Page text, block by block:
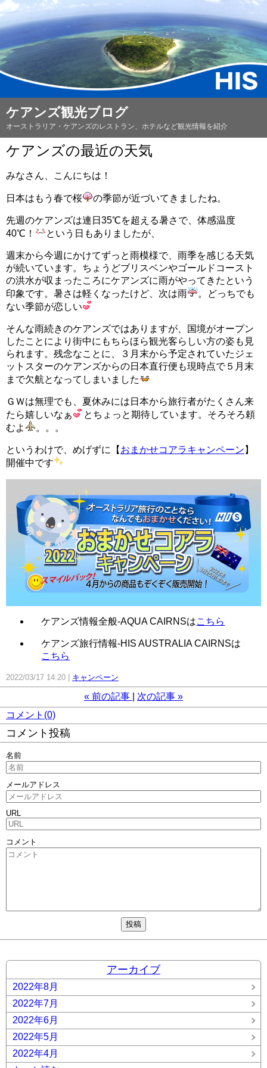
ケアンズ観光ブログ
オーストラリア・ケアンズのレストラン、ホテルなど観光情報を紹介
ケアンズの最近の天気
みなさん、こんにちは！
日本はもう春で桜 の季節が近づいてきましたね。
先週のケアンズは連日35℃を超える暑さで、体感温度
40℃！
という日もありましたが、
週末から今週にかけてずっと雨模様で、雨季を感じる天気
が続いています。ちょうどブリスベンやゴールドコースト
の洪水が収まったころにケアンズに雨がやってきたという
印象です。暑さは軽くなったけど、次は雨
。どっちでも
ない季節が恋しい
そんな雨続きのケアンズではありますが、国境がオープン
したことにより街中にもちらほら観光客らしい方の姿も見
られます。残念なことに、３月末から予定されていたジェ
ットスターのケアンズからの日本直行便も現時点で５月末
まで欠航となってしまいました
ＧＷは無理でも、夏休みには日本から旅行者がたくさん来
たら嬉しいなぁ
とちょっと期待しています。そろそろ頼
むよ
。。。
というわけで、めげずに【 おまかせコアラキャンペーン 】
開催中です
ケアンズ情報全般-AQUA CAIRNSはこちら
ケアンズ旅行情報-HIS AUSTRALIA CAIRNSは
こちら
2022/03/17 14:20 キャンペーン
« 前の記事 次の記事 »
コメント(0)
コメント投稿
名前
メールアドレス
URL
コメント
アーカイブ
2022年8月
2022年7月
2022年6月
2022年5月
2022年4月